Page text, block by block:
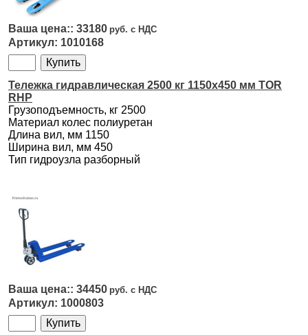
33180
1010168
Тележка гидравлическая 2500 кг 1150х450 мм TOR
RHP
Грузоподъемность, кг 2500
Материал колес полиуретан
Длина вил, мм 1150
Ширина вил, мм 450
Тип гидроузла разборный
34450
1000803